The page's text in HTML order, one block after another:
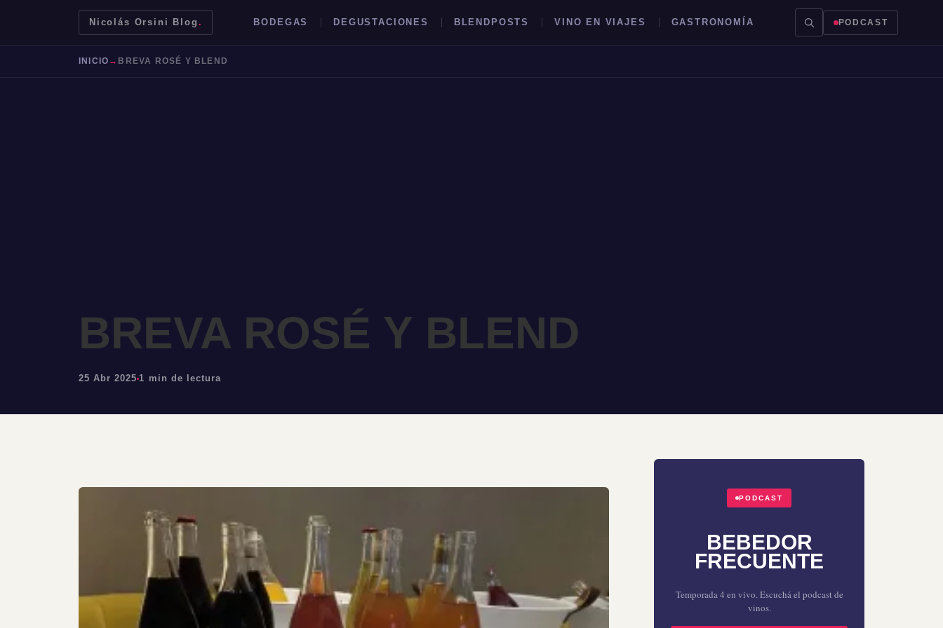
Nicolás Orsini Blog . BODEGAS DEGUSTACIONES BLENDPOSTS VINO EN VIAJES GASTRONOMÍA PODCAST
INICIO → BREVA ROSÉ Y BLEND
BREVA ROSÉ Y BLEND
25 Abr 2025 1 min de lectura
PODCAST
BEBEDOR
FRECUENTE
Temporada 4 en vivo. Escuchá el podcast de
vinos.